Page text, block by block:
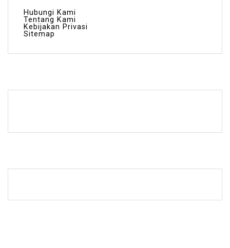
Hubungi Kami
Tentang Kami
Kebijakan Privasi
Sitemap